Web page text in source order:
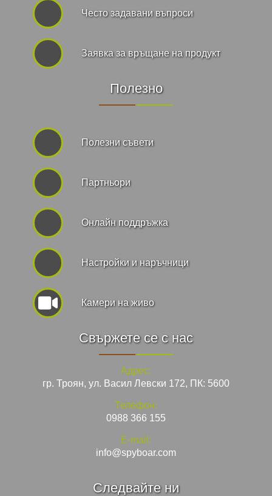
Често задавани въпроси
Заявка за връщане на продукт
Полезно
Полезни съвети
Партньори
Онлайн поддръжка
Hастройки и наръчници
Камери на живо
Свържете се с нас
Адрес:
гр. Троян, ул. Васил Левски 172, ПК: 5600
Телефон:
0988 366 155
E-mail:
info@spyboar.com
Следвайте ни